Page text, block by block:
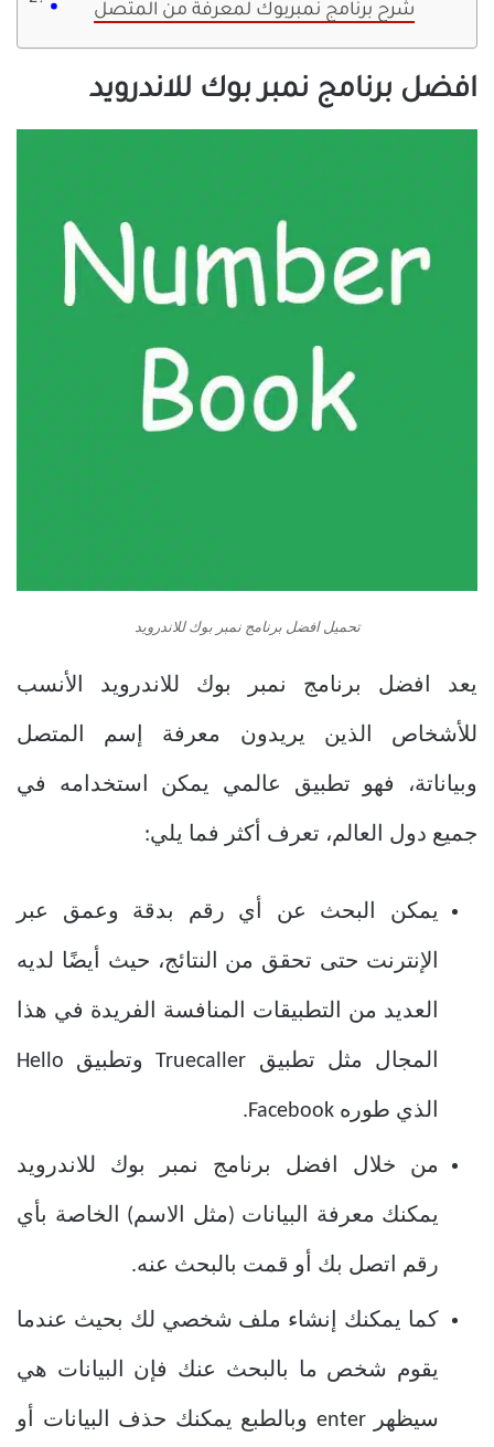
شرح برنامج نمبربوك لمعرفة من المتصل
افضل برنامج نمبر بوك للاندرويد
تحميل افضل برنامج نمبر بوك للاندرويد
يعد افضل برنامج نمبر بوك للاندرويد الأنسب
للأشخاص الذين يريدون معرفة إسم المتصل
وبياناتة، فهو تطبيق عالمي يمكن استخدامه في
جميع دول العالم، تعرف أكثر فما يلي:
يمكن البحث عن أي رقم بدقة وعمق عبر
الإنترنت حتى تحقق من النتائج، حيث أيضًا لديه
العديد من التطبيقات المنافسة الفريدة في هذا
المجال مثل تطبيق Truecaller وتطبيق Hello
الذي طوره Facebook.
من خلال افضل برنامج نمبر بوك للاندرويد
يمكنك معرفة البيانات (مثل الاسم) الخاصة بأي
رقم اتصل بك أو قمت بالبحث عنه.
كما يمكنك إنشاء ملف شخصي لك بحيث عندما
يقوم شخص ما بالبحث عنك فإن البيانات هي
سيظهر enter وبالطبع يمكنك حذف البيانات أو